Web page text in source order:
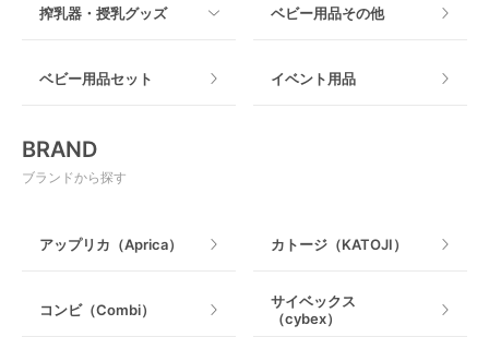
マット製
室内遊具
搾乳器・授乳グッズ
授乳グッズ・ママ用品
ベビー用品その他
ベビー用品セット イベント用品
BRAND
ブランドから探す
アップリカ（Aprica） カトージ（KATOJI）
コンビ（Combi）
サイベックス
（cybex）